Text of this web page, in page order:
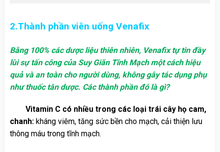
2.Thành phần viên uống Venafix
Bằng 100% các dược liệu thiên nhiên, Venafix tự tin đầy
lùi sự tấn công của Suy Giãn Tĩnh Mạch một cách hiệu
quả và an toàn cho người dùng, không gây tác dụng phụ
như thuốc tân dược. Các thành phần đó là gì?
Vitamin C có nhiều trong các loại trái cây họ cam,
chanh:kháng viêm, tăng sức bền cho mạch, cải thiện lưu
thông máu trong tĩnh mạch.